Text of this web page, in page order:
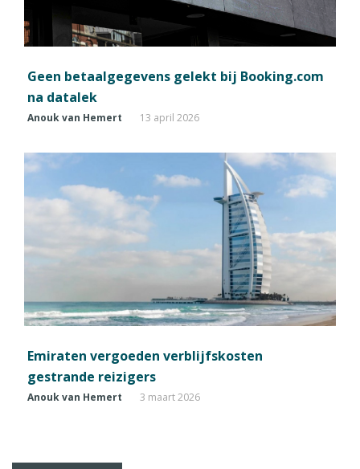
Geen betaalgegevens gelekt bij Booking.com
na datalek
Anouk van Hemert 13 april 2026
Emiraten vergoeden verblijfskosten
gestrande reizigers
Anouk van Hemert 3 maart 2026